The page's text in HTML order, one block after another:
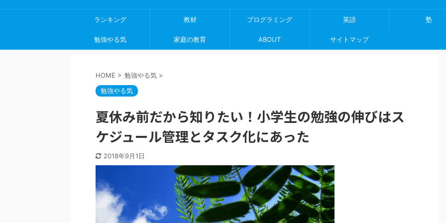
ランキング 教材 プログラミング 英語 塾
勉強やる気 家庭の教育 ABOUT サイトマップ
HOME > 勉強やる気 >
勉強やる気
夏休み前だから知りたい！小学生の勉強の伸びはス
ケジュール管理とタスク化にあった
2018年9月1日